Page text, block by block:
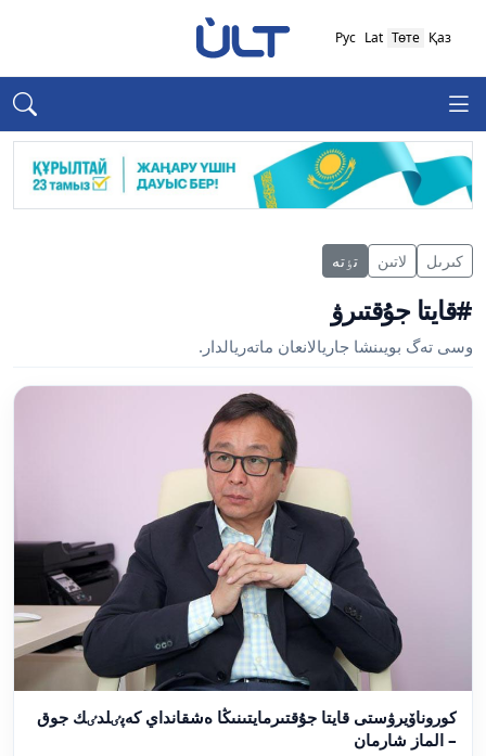
Қаз
Төте
Lat
Рус
كىرىل لاتىن تٶتە
#قايتا جۇقتىرۋ
وسى تەگ بويىنشا جاريالانعان ماتەريالدار.
كوروناۆيرۋستى قايتا جۇقتىرمايتىنىڭا ەشقانداي كەپٸلدٸك جوق
– الماز شارمان